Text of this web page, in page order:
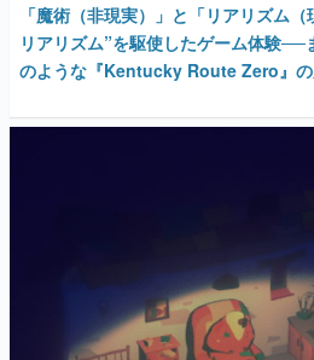
「魔術（非現実）」と「リアリズム
リアリズム”を駆使したゲーム体験──
のような『Kentucky Route Zero』の